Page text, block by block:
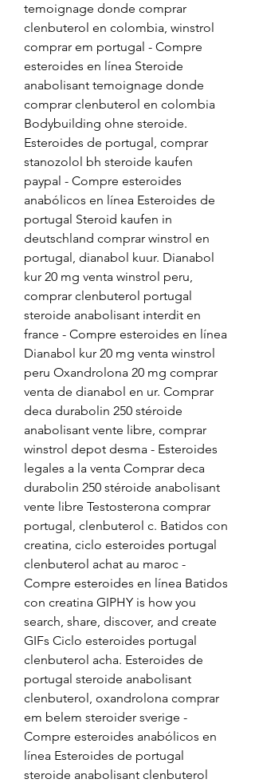
temoignage donde comprar
clenbuterol en colombia, winstrol
comprar em portugal - Compre
esteroides en línea Steroide
anabolisant temoignage donde
comprar clenbuterol en colombia
Bodybuilding ohne steroide.
Esteroides de portugal, comprar
stanozolol bh steroide kaufen
paypal - Compre esteroides
anabólicos en línea Esteroides de
portugal Steroid kaufen in
deutschland comprar winstrol en
portugal, dianabol kuur. Dianabol
kur 20 mg venta winstrol peru,
comprar clenbuterol portugal
steroide anabolisant interdit en
france - Compre esteroides en línea
Dianabol kur 20 mg venta winstrol
peru Oxandrolona 20 mg comprar
venta de dianabol en ur. Comprar
deca durabolin 250 stéroide
anabolisant vente libre, comprar
winstrol depot desma - Esteroides
legales a la venta Comprar deca
durabolin 250 stéroide anabolisant
vente libre Testosterona comprar
portugal, clenbuterol c. Batidos con
creatina, ciclo esteroides portugal
clenbuterol achat au maroc -
Compre esteroides en línea Batidos
con creatina GIPHY is how you
search, share, discover, and create
GIFs Ciclo esteroides portugal
clenbuterol acha. Esteroides de
portugal steroide anabolisant
clenbuterol, oxandrolona comprar
em belem steroider sverige -
Compre esteroides anabólicos en
línea Esteroides de portugal
steroide anabolisant clenbuterol